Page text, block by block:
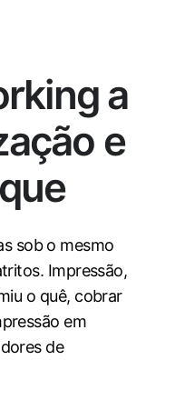
a
e
sob o mesmo
Impressão,
o quê, cobrar
em
de